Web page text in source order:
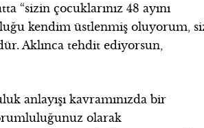
“sizin çocuklarınız 48 ayını
kendim üstlenmiş oluyorum,
Aklınca tehdit ediyorsun,
anlayışı kavramınızda bir
olarak